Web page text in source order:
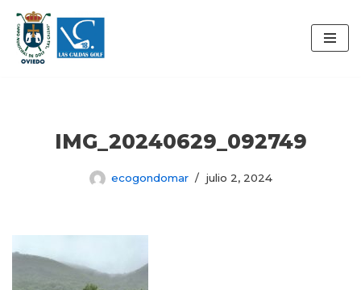
Saltar
al
IMG_20240629_092749
ecogondomar julio 2, 2024